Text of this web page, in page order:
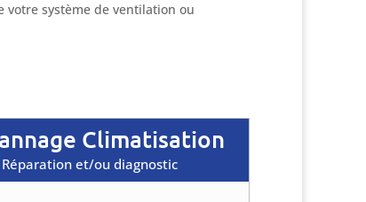
votre système de ventilation ou
Climatisation
Réparation et/ou diagnostic